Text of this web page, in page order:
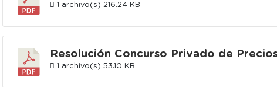
1 archivo(s) 216.24 KB
Resolución Concurso Privado de
1 archivo(s) 53.10 KB